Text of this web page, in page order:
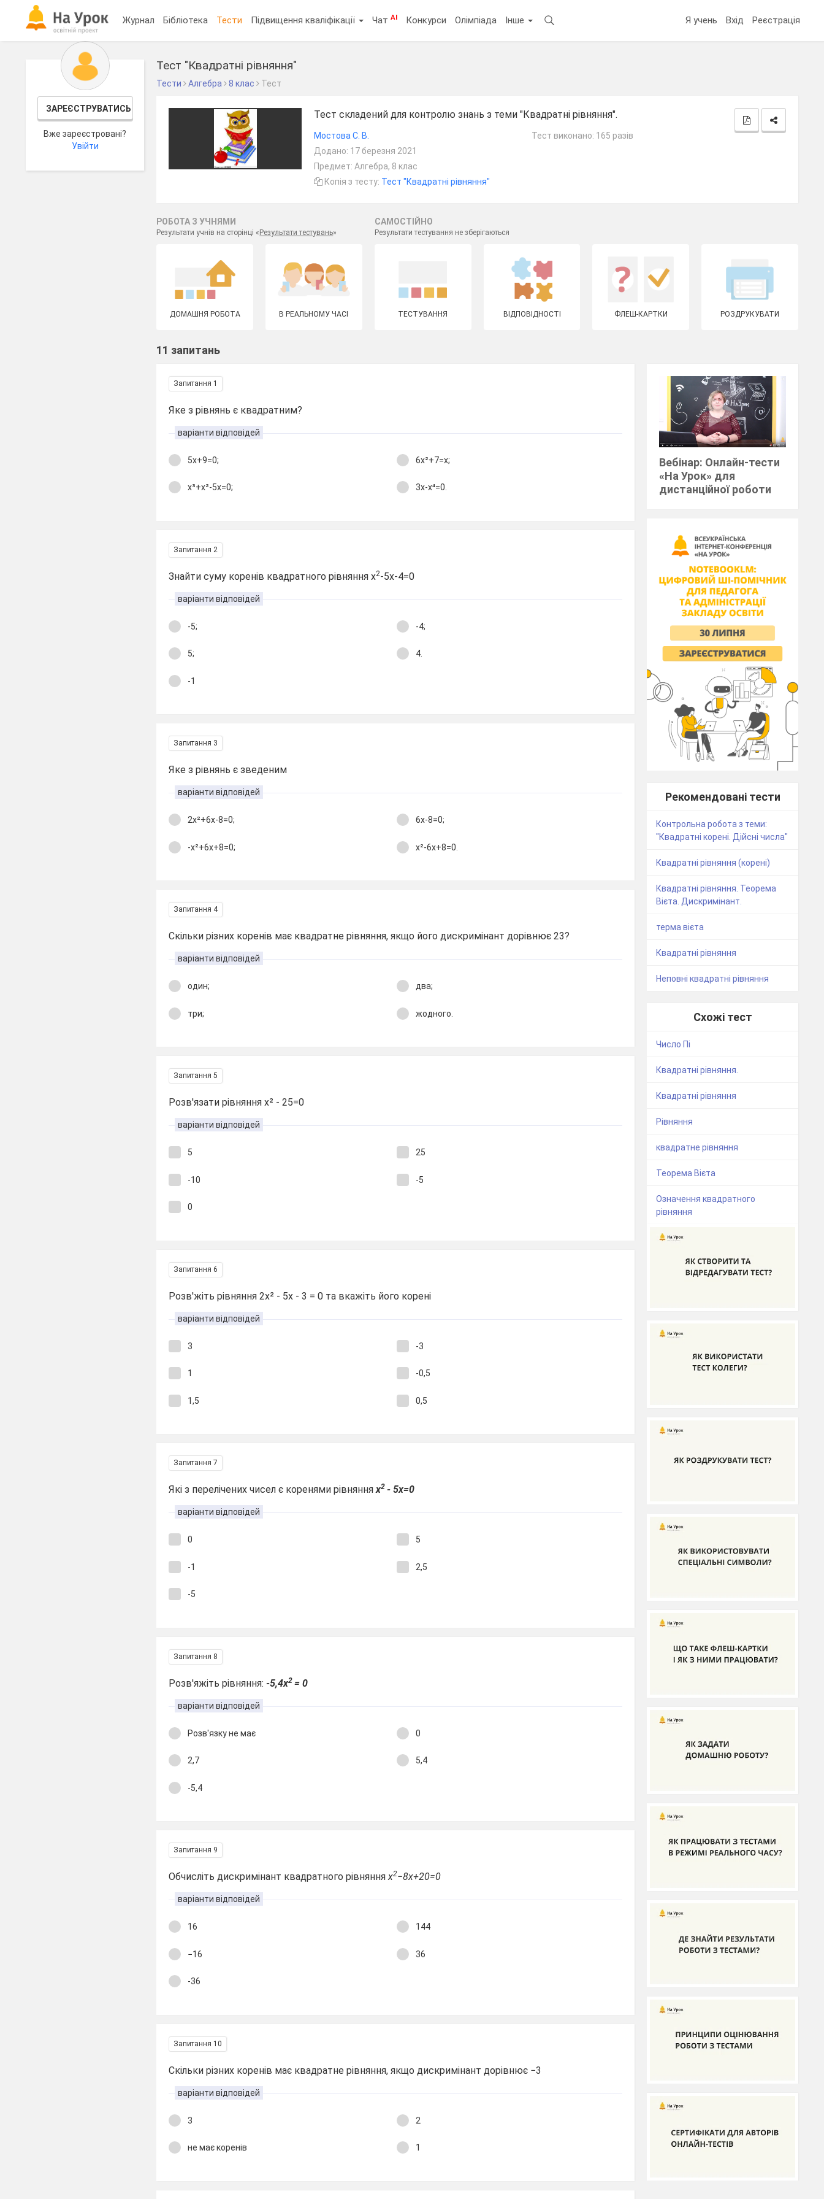
Журнал Бібліотека Тести Підвищення кваліфікації ЧатAI Конкурси Олімпіада Інше Я учень Вхід Реєстрація
ЗАРЕЄСТРУВАТИСЬ
Вже зареєстровані?
Увійти
Тест "Квадратні рівняння"
Тести Алгебра 8 клас Тест
Тест складений для контролю знань з теми "Квадратні рівняння".
Мостова С. В.
Додано: 17 березня 2021
Предмет: Алгебра, 8 клас
Копія з тесту: Тест "Квадратні рівняння"
Тест виконано: 165 разів
РОБОТА З УЧНЯМИ
Результати учнів на сторінці «Результати тестувань»
САМОСТІЙНО
Результати тестування не зберігаються
ДОМАШНЯ РОБОТА В РЕАЛЬНОМУ ЧАСІ ТЕСТУВАННЯ ВІДПОВІДНОСТІ ФЛЕШ-КАРТКИ РОЗДРУКУВАТИ
11 запитань
Запитання 1
Яке з рівнянь є квадратним?
варіанти відповідей
5х+9=0; 6х²+7=х;
х³+х²-5х=0; 3х-х⁴=0.
Запитання 2
Знайти суму коренів квадратного рівняння х2-5х-4=0
варіанти відповідей
-5; -4;
5; 4.
-1
Запитання 3
Яке з рівнянь є зведеним
варіанти відповідей
2х²+6х-8=0; 6х-8=0;
-х²+6х+8=0; х²-6х+8=0.
Запитання 4
Скільки різних коренів має квадратне рівняння, якщо його дискримінант дорівнює 23?
варіанти відповідей
один; два;
три; жодного.
Запитання 5
Розв'язати рівняння х² - 25=0
варіанти відповідей
5 25
-10 -5
0
Запитання 6
Розв'жіть рівняння 2х² - 5х - 3 = 0 та вкажіть його корені
варіанти відповідей
3 -3
1 -0,5
1,5 0,5
Запитання 7
Які з перелічених чисел є коренями рівняннях2 - 5х=0
варіанти відповідей
0 5
-1 2,5
-5
Запитання 8
Розв'яжіть рівняння:-5,4х2 = 0
варіанти відповідей
Розв'язку не має 0
2,7 5,4
-5,4
Запитання 9
Обчисліть дискримінант квадратного рівняннях2−8х+20=0
варіанти відповідей
16 144
−16 36
-36
Запитання 10
Скільки різних коренів має квадратне рівняння, якщо дискримінант дорівнює −3
варіанти відповідей
3 2
не має коренів 1
Вебінар: Онлайн-тести
«На Урок» для
дистанційної роботи
Рекомендовані тести
Контрольна робота з теми:
"Квадратні корені. Дійсні числа"
Квадратні рівняння (корені)
Квадратні рівняння. Теорема
Вієта. Дискримінант.
терма вієта
Квадратні рівняння
Неповні квадратні рівняння
Схожі тест
Число Пі
Квадратні рівняння.
Квадратні рівняння
Рівняння
квадратне рівняння
Теорема Вієта
Означення квадратного
рівняння